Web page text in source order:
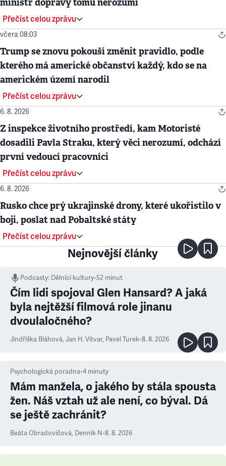
Přečíst celou zprávu
včera 08:03
Trump se znovu pokouší změnit pravidlo, podle
kterého má americké občanství každý, kdo se na
americkém území narodil
Přečíst celou zprávu
6. 8. 2026
Z inspekce životního prostředí, kam Motoristé
dosadili Pavla Straku, který věci nerozumí, odchází
první vedoucí pracovníci
Přečíst celou zprávu
6. 8. 2026
Rusko chce prý ukrajinské drony, které ukořistilo v
boji, poslat nad Pobaltské státy
Přečíst celou zprávu
Nejnovější články
Podcasty: Dělníci kultury•52 minut
Čím lidi spojoval Glen Hansard? A jaká
byla nejtěžší filmová role jinanu
dvoulaločného?
Jindřiška Bláhová, Jan H. Vitvar, Pavel Turek•8. 8. 2026
Psychologická poradna•4 minuty
Mám manžela, o jakého by stála spousta
žen. Náš vztah už ale není, co býval. Dá
se ještě zachránit?
Beáta Obradovičová, Denník N•8. 8. 2026